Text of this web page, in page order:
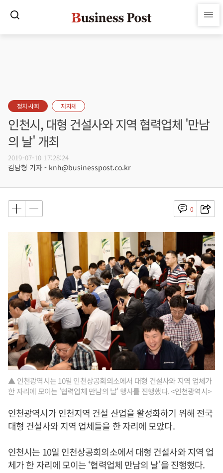
정치·사회 지자체
인천시, 대형 건설사와 지역 협력업체 '만남
의 날' 개최
2019-07-10 17:28:24
김남형 기자 - knh@businesspost.co.kr
0
▲ 인천광역시는 10일 인천상공회의소에서 대형 건설사와 지역 업체가
한 자리에 모이는 '협력업체 만남의 날' 행사를 진행했다. <인천광역시>
인천광역시가 인천지역 건설 산업을 활성화하기 위해 전국
대형 건설사와 지역 업체들을 한 자리에 모았다.
인천시는 10일 인천상공회의소에서 대형 건설사와 지역 업
체가 한 자리에 모이는 ‘협력업체 만남의 날’을 진행했다.